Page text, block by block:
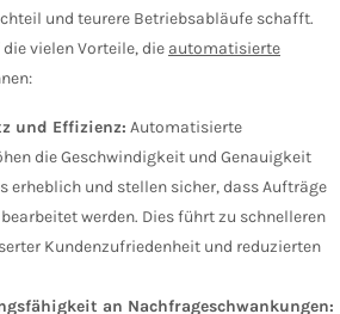
und teurere Betriebsabläufe schafft.
vielen Vorteile, die automatisierte
und Effizienz: Automatisierte
die Geschwindigkeit und Genauigkeit
erheblich und stellen sicher, dass Aufträge
werden. Dies führt zu schnelleren
Kundenzufriedenheit und reduzierten
an Nachfrageschwankungen: